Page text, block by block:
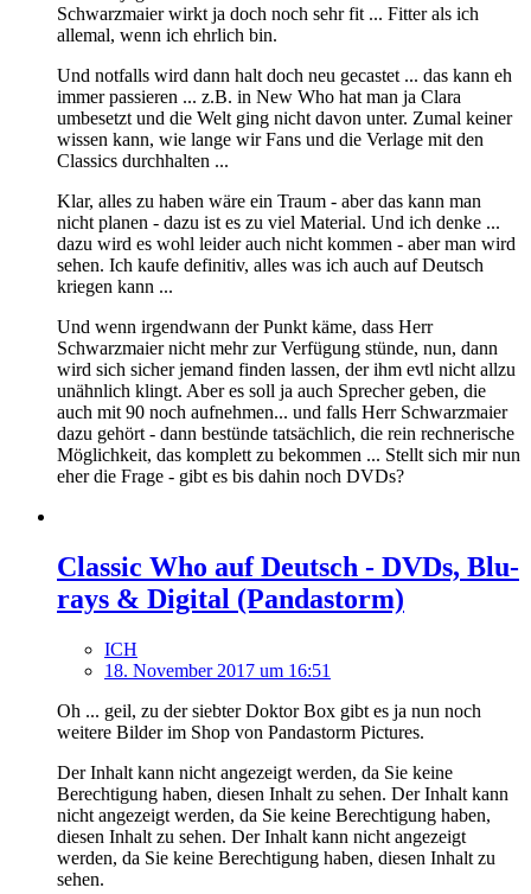
Schwarzmaier wirkt ja doch noch sehr fit ... Fitter als ich
allemal, wenn ich ehrlich bin.
Und notfalls wird dann halt doch neu gecastet ... das kann eh
immer passieren ... z.B. in New Who hat man ja Clara
umbesetzt und die Welt ging nicht davon unter. Zumal keiner
wissen kann, wie lange wir Fans und die Verlage mit den
Classics durchhalten ...
Klar, alles zu haben wäre ein Traum - aber das kann man
nicht planen - dazu ist es zu viel Material. Und ich denke ...
dazu wird es wohl leider auch nicht kommen - aber man wird
sehen. Ich kaufe definitiv, alles was ich auch auf Deutsch
kriegen kann ...
Und wenn irgendwann der Punkt käme, dass Herr
Schwarzmaier nicht mehr zur Verfügung stünde, nun, dann
wird sich sicher jemand finden lassen, der ihm evtl nicht allzu
unähnlich klingt. Aber es soll ja auch Sprecher geben, die
auch mit 90 noch aufnehmen... und falls Herr Schwarzmaier
dazu gehört - dann bestünde tatsächlich, die rein rechnerische
Möglichkeit, das komplett zu bekommen ... Stellt sich mir nun
eher die Frage - gibt es bis dahin noch DVDs?
Classic Who auf Deutsch - DVDs, Blu-
rays & Digital (Pandastorm)
ICH
18. November 2017 um 16:51
Oh ... geil, zu der siebter Doktor Box gibt es ja nun noch
weitere Bilder im Shop von Pandastorm Pictures.
Der Inhalt kann nicht angezeigt werden, da Sie keine
Berechtigung haben, diesen Inhalt zu sehen. Der Inhalt kann
nicht angezeigt werden, da Sie keine Berechtigung haben,
diesen Inhalt zu sehen. Der Inhalt kann nicht angezeigt
werden, da Sie keine Berechtigung haben, diesen Inhalt zu
sehen.